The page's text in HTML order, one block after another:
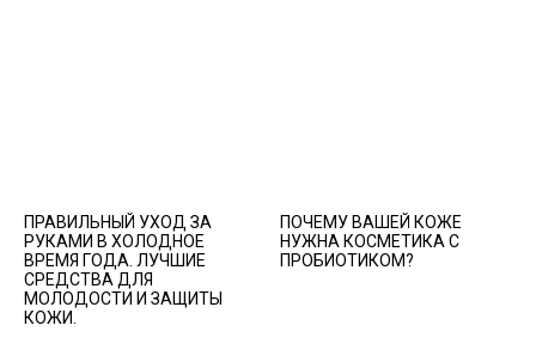
ПРАВИЛЬНЫЙ УХОД ЗА
РУКАМИ В ХОЛОДНОЕ
ВРЕМЯ ГОДА. ЛУЧШИЕ
СРЕДСТВА ДЛЯ
МОЛОДОСТИ И ЗАЩИТЫ
КОЖИ.
ПОЧЕМУ ВАШЕЙ КОЖЕ
НУЖНА КОСМЕТИКА С
ПРОБИОТИКОМ?